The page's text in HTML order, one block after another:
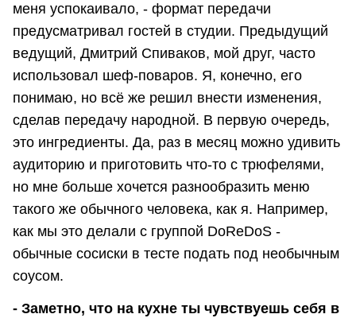
меня успокаивало, - формат передачи
предусматривал гостей в студии. Предыдущий
ведущий, Дмитрий Спиваков, мой друг, часто
использовал шеф-поваров. Я, конечно, его
понимаю, но всё же решил внести изменения,
сделав передачу народной. В первую очередь,
это ингредиенты. Да, раз в месяц можно удивить
аудиторию и приготовить что-то с трюфелями,
но мне больше хочется разнообразить меню
такого же обычного человека, как я. Например,
как мы это делали с группой DoReDoS -
обычные сосиски в тесте подать под необычным
соусом.
- Заметно, что на кухне ты чувствуешь себя в